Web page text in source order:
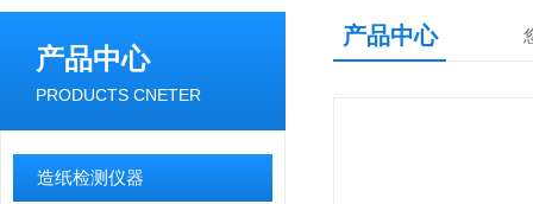
产品中心
PRODUCTS CNETER
造纸检测仪器
产品中心